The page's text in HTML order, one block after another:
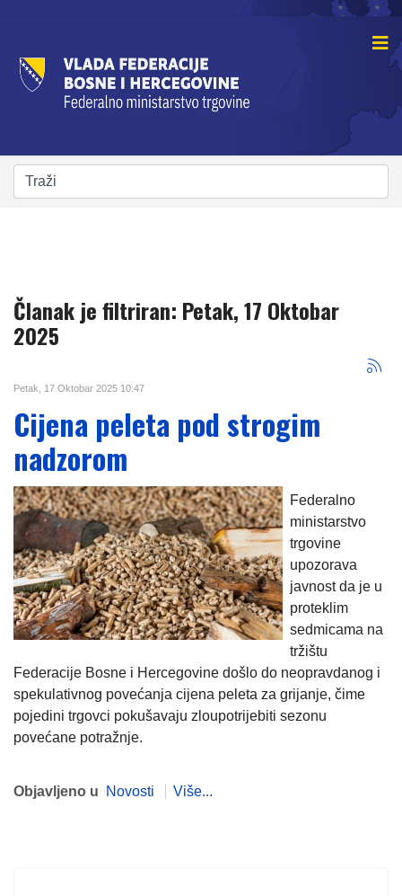
Članak je filtriran: Petak, 17 Oktobar
2025
Petak, 17 Oktobar 2025 10:47
Cijena peleta pod strogim
nadzorom
Federalno
ministarstvo
trgovine
upozorava
javnost da je u
proteklim
sedmicama na
tržištu
Federacije Bosne i Hercegovine došlo do neopravdanog i
spekulativnog povećanja cijena peleta za grijanje, čime
pojedini trgovci pokušavaju zloupotrijebiti sezonu
povećane potražnje.
Objavljeno u Novosti Više...